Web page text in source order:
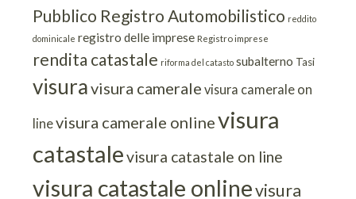
Pubblico Registro Automobilistico reddito
dominicale registro delle imprese Registro imprese
rendita catastale riforma del catasto subalterno Tasi
visuravisura camerale visura camerale on
linevisura camerale onlinevisura
catastalevisura catastale on line
visura catastale onlinevisura